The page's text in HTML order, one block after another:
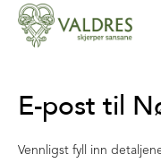
E-post til
Vennligst fyll inn